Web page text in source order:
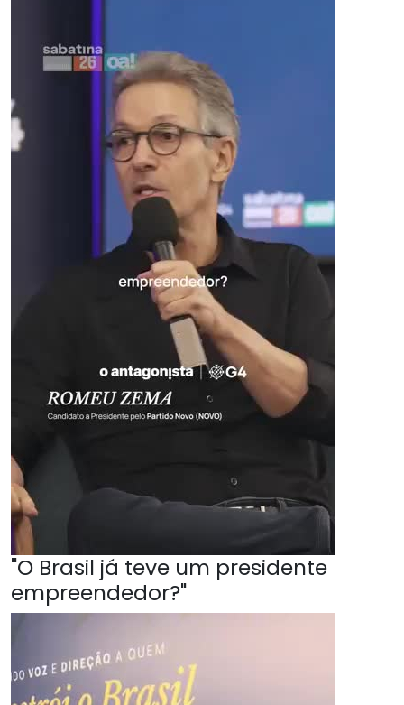
"O Brasil já teve um presidente
empreendedor?"